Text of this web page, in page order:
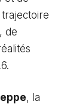
de
, la